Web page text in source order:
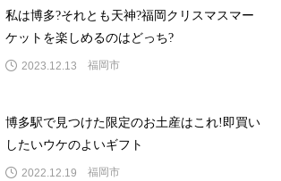
私は博多?それとも天神?福岡クリスマスマー
ケットを楽しめるのはどっち?
2023.12.13 福岡市
博多駅で見つけた限定のお土産はこれ!即買い
したいウケのよいギフト
2022.12.19 福岡市